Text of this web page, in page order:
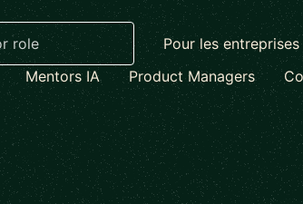
Pour les entreprises
Mentors IA Product Managers